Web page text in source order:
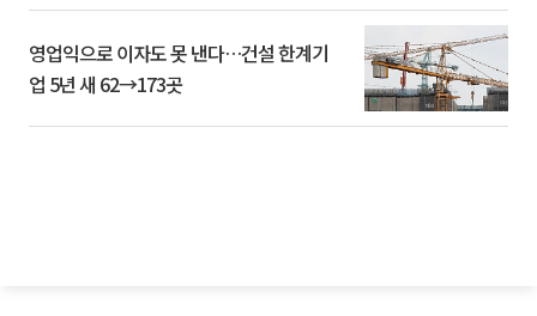
영업익으로 이자도 못 낸다…건설 한계기
업 5년 새 62→173곳